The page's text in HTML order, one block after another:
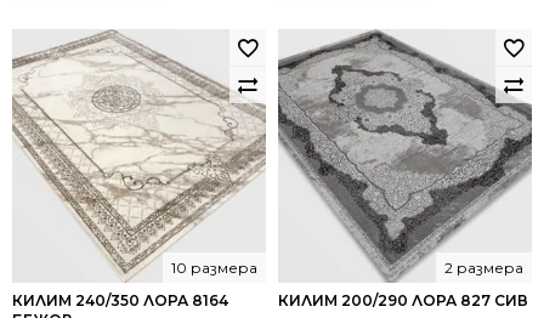
КИЛИМ 240/350 ЛОРА 8164
10 размера
КИЛИМ 200/290 ЛОРА 827 СИВ
2 размера